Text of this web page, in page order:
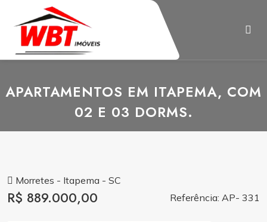
APARTAMENTOS EM ITAPEMA, COM
02 E 03 DORMS.
Morretes - Itapema - SC
R$ 889.000,00 Referência: AP- 331